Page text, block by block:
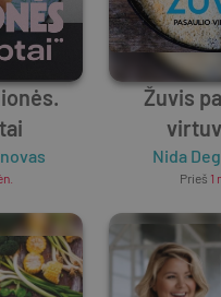
Žuvis
Nida
Prieš 1